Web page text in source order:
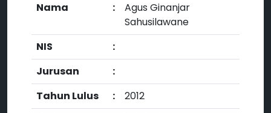
Nama :
Agus Ginanjar
Sahusilawane
NIS
:
Jurusan
:
Tahun Lulus
:
2012